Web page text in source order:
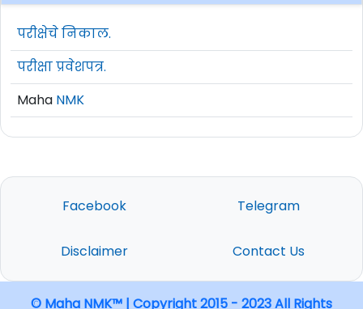
परीक्षेचे निकाल.
परीक्षा प्रवेशपत्र.
Maha NMK
Facebook Telegram
Disclaimer Contact Us
© Maha NMK™ | Copyright 2015 - 2023 All Rights